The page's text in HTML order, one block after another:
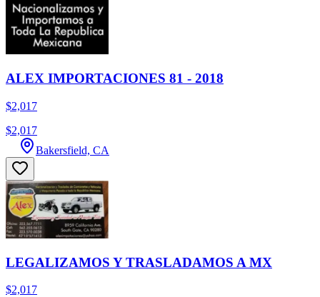
ALEX IMPORTACIONES 81 - 2018
$2,017
$2,017
Bakersfield, CA
LEGALIZAMOS Y TRASLADAMOS A MX
$2,017